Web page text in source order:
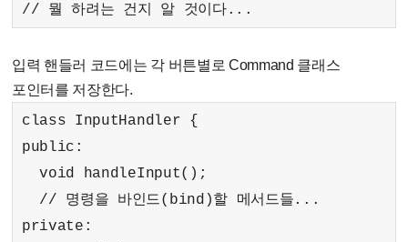
// 뭘 하려는 건지 알 것이다...
입력 핸들러 코드에는 각 버튼별로 Command 클래스
포인터를 저장한다.
class InputHandler {
public:
void handleInput();
// 명령을 바인드(bind)할 메서드들...
private: